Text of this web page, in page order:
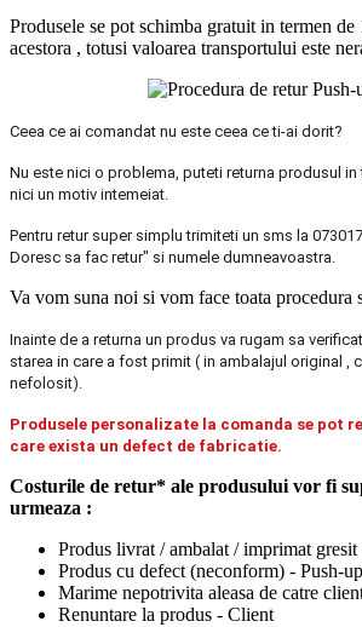
Produsele se pot schimba gratuit in termen
acestora , totusi valoarea transportului este
Ceea ce ai comandat nu este ceea ce ti-ai dorit?
Nu este nici o problema, puteti returna produsul in
nici un motiv intemeiat.
Pentru retur super simplu trimiteti un sms la
Doresc sa fac retur" si numele dumneavoastra.
Va vom suna noi si vom face toata procedura
Inainte de a returna un produs va rugam sa
starea in care a fost primit ( in ambalajul original ,
nefolosit).
Produsele personalizate la comanda se pot
care exista un defect de fabricatie.
Costurile de retur* ale produsului vor fi
urmeaza :
Produs livrat / ambalat / imprimat
Produs cu defect (neconform) - Push-
Marime nepotrivita aleasa de catre
Renuntare la produs - Client